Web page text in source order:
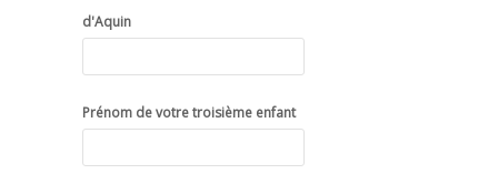
d'Aquin
Prénom de votre troisième enfant